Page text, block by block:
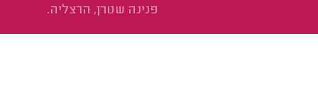
פנינה שטרן, הרצליה.